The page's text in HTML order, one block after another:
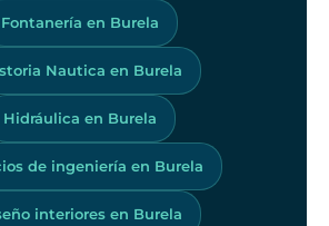
Fontanería en Burela
Nautica en Burela
Hidráulica en Burela
de ingeniería en Burela
interiores en Burela